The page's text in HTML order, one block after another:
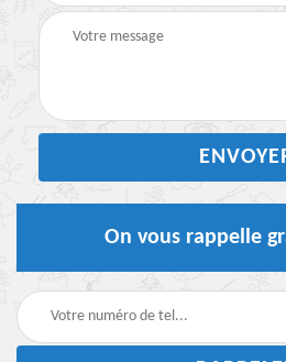
On vous rappelle